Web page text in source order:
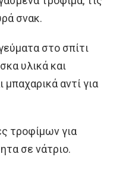
σνακ.
στο σπίτι
υλικά και
αντί για
τροφίμων για
σε νάτριο.